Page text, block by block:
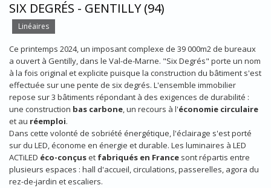
SIX DEGRÉS - GENTILLY (94)
Linéaires
Ce printemps 2024, un imposant complexe de 39 000m2 de bureaux
a ouvert à Gentilly, dans le Val-de-Marne. "Six Degrés" porte un nom
à la fois original et explicite puisque la construction du bâtiment s'est
effectuée sur une pente de six degrés. L'ensemble immobilier
repose sur 3 bâtiments répondant à des exigences de durabilité :
une construction bas carbone, un recours à l'économie circulaire
et au réemploi.
Dans cette volonté de sobriété énergétique, l'éclairage s'est porté
sur du LED, économe en énergie et durable. Les luminaires à LED
ACTiLED éco-conçuset fabriqués en France sont répartis entre
plusieurs espaces : hall d'accueil, circulations, passerelles, agora du
rez-de-jardin et escaliers.